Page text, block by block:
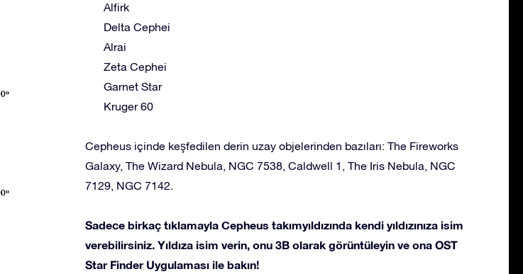
Alfirk
Delta Cephei
Alrai
Zeta Cephei
Garnet Star
Kruger 60
Cepheus içinde keşfedilen derin uzay objelerinden bazıları: The Fireworks
Galaxy, The Wizard Nebula, NGC 7538, Caldwell 1, The Iris Nebula, NGC
7129, NGC 7142.
Sadece birkaç tıklamayla Cepheus takımyıldızında kendi yıldızınıza isim
verebilirsiniz. Yıldıza isim verin, onu 3B olarak görüntüleyin ve ona OST
Star Finder Uygulaması ile bakın!